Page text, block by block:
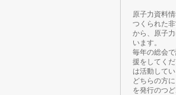
原子力資料
つくられた
から、原子
います。
毎年の総会
援をしてく
は活動してい
どちらの方
を発行のつ